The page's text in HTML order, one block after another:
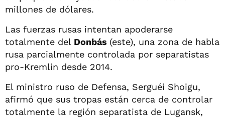
millones de dólares.
Las fuerzas rusas intentan apoderarse
totalmente del Donbás (este), una zona de habla
rusa parcialmente controlada por separatistas
pro-Kremlin desde 2014.
El ministro ruso de Defensa, Serguéi Shoigu,
afirmó que sus tropas están cerca de controlar
totalmente la región separatista de Lugansk,